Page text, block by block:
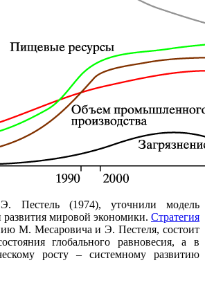
(1974), уточнили модель
мировой экономики. Стратегия
М. Месаровича и Э. Пестеля, состоит
глобального равновесия, а в
росту – системному развитию